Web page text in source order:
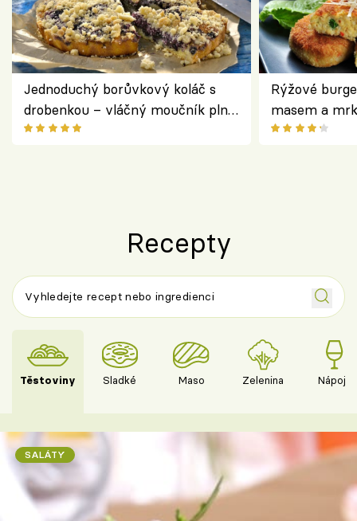
Jednoduchý borůvkový koláč s
drobenkou – vláčný moučník plný
ovoce
Rýžové
masem a
salátem –
Recepty
Těstoviny Sladké Maso Zelenina Nápoje
SALÁTY